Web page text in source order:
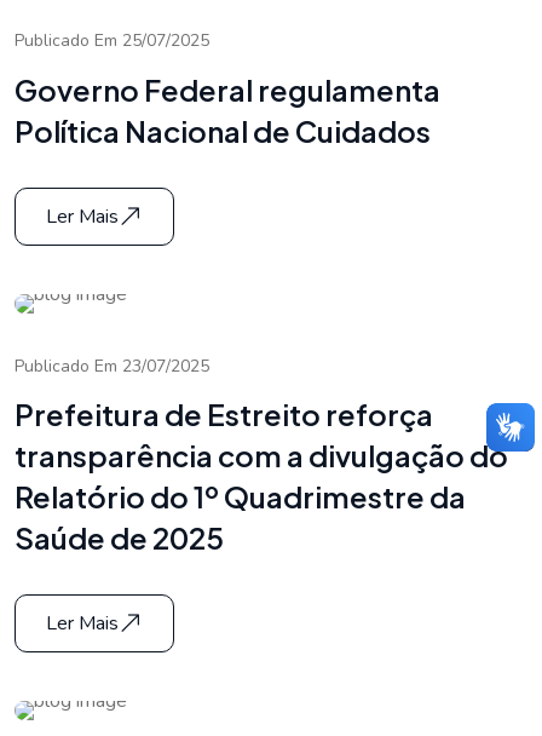
Publicado Em 25/07/2025
Governo Federal regulamenta
Política Nacional de Cuidados
Ler Mais
Publicado Em 23/07/2025
Prefeitura de Estreito reforça
transparência com a divulgação do
Relatório do 1º Quadrimestre da
Saúde de 2025
Ler Mais